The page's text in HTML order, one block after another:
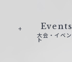
Events
大会・イベン
ト